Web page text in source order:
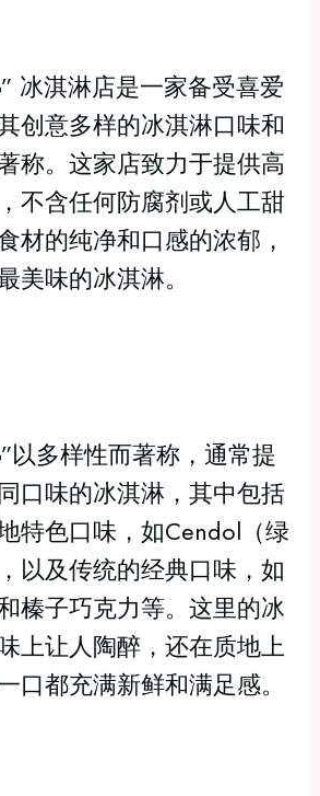
冰淇淋店是一家备受喜爱
创意多样的冰淇淋口味和
称。这家店致力于提供高
不含任何防腐剂或人工甜
材的纯净和口感的浓郁，
美味的冰淇淋。
以多样性而著称，通常提
口味的冰淇淋，其中包括
特色口味，如Cendol（绿
以及传统的经典口味，如
榛子巧克力等。这里的冰
上让人陶醉，还在质地上
口都充满新鲜和满足感。